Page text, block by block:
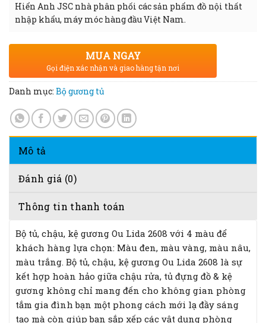
Hiển Anh JSC nhà phân phối các sản phẩm đồ nội thất
nhập khẩu, máy móc hàng đầu Việt Nam.
MUA NGAY
Gọi điện xác nhận và giao hàng tận nơi
Danh mục: Bộ gương tủ
Mô tả
Đánh giá (0)
Thông tin thanh toán
Bộ tủ, chậu, kệ gương Ou Lida 2608 với 4 màu để
khách hàng lựa chọn: Màu đen, màu vàng, màu nâu,
màu trắng. Bộ tủ, chậu, kệ gương Ou Lida 2608 là sự
kết hợp hoàn hảo giữa chậu rửa, tủ đựng đồ & kệ
gương không chỉ mang đến cho không gian phòng
tắm gia đình bạn một phong cách mới lạ đầy sáng
tạo mà còn giúp bạn sắp xếp các vật dụng phòng